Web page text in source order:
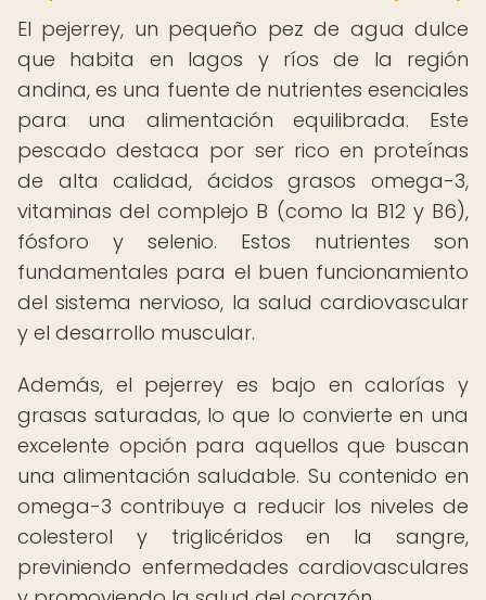
El pejerrey, un pequeño pez de agua dulce
que habita en lagos y ríos de la región
andina, es una fuente de nutrientes esenciales
para una alimentación equilibrada. Este
pescado destaca por ser rico en proteínas
de alta calidad, ácidos grasos omega-3,
vitaminas del complejo B (como la B12 y B6),
fósforo y selenio. Estos nutrientes son
fundamentales para el buen funcionamiento
del sistema nervioso, la salud cardiovascular
y el desarrollo muscular.
Además, el pejerrey es bajo en calorías y
grasas saturadas, lo que lo convierte en una
excelente opción para aquellos que buscan
una alimentación saludable. Su contenido en
omega-3 contribuye a reducir los niveles de
colesterol y triglicéridos en la sangre,
previniendo enfermedades cardiovasculares